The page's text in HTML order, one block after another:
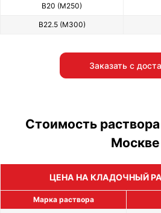
В20 (М250)
В22.5 (М300)
Заказать с
Стоимость
Москве
ЦЕНА НА КЛАДОЧНЫЙ
Марка раствора